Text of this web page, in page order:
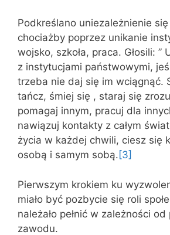
Podkreślano uniezależnienie
chociażby poprzez unikanie
wojsko, szkoła, praca. Głosili: ”
z instytucjami państwowymi,
trzeba nie daj się im wciągnąć.
tańcz, śmiej się , staraj się
pomagaj innym, pracuj dla
nawiązuj kontakty z całym
życia w każdej chwili, ciesz się
osobą i samym sobą. [3]
Pierwszym krokiem ku
miało być pozbycie się roli
należało pełnić w zależności od
zawodu.